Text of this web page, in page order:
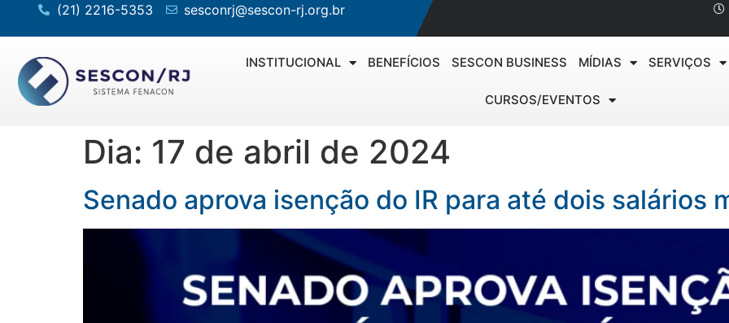
(21) 2216-5353 sesconrj@sescon-rj.org.br
INSTITUCIONAL BENEFÍCIOS SESCON BUSINESS MÍDIAS SERVIÇOS
CURSOS/EVENTOS
Dia: 17 de abril de 2024
Senado aprova isenção do IR para até dois salários